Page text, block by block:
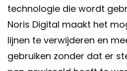
technologie die wordt
Noris Digital maakt het
lijnen te verwijderen en
gebruiken zonder dat er